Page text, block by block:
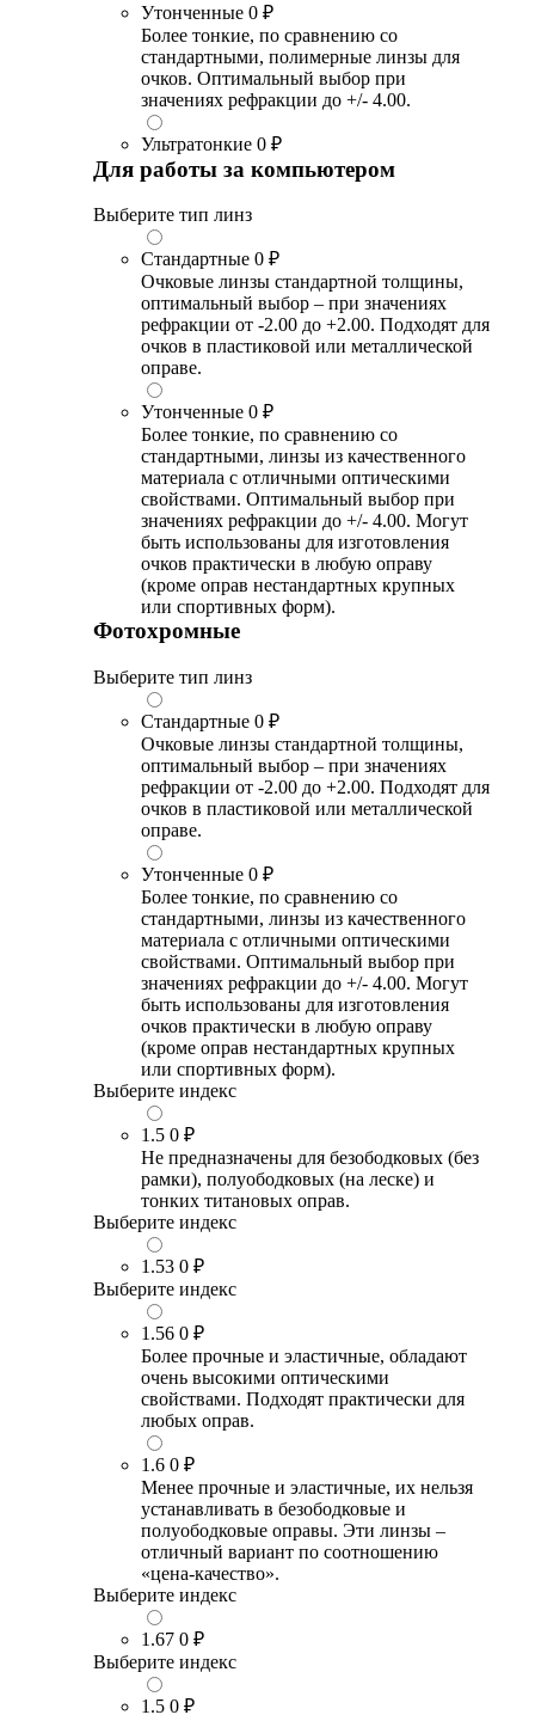
Утонченные 0 ₽
Более тонкие, по сравнению со
стандартными, полимерные линзы для
очков. Оптимальный выбор при
значениях рефракции до +/- 4.00.
Ультратонкие 0 ₽
Для работы за компьютером
Выберите тип линз
Стандартные 0 ₽
Очковые линзы стандартной толщины,
оптимальный выбор – при значениях
рефракции от -2.00 до +2.00. Подходят для
очков в пластиковой или металлической
оправе.
Утонченные 0 ₽
Более тонкие, по сравнению со
стандартными, линзы из качественного
материала с отличными оптическими
свойствами. Оптимальный выбор при
значениях рефракции до +/- 4.00. Могут
быть использованы для изготовления
очков практически в любую оправу
(кроме оправ нестандартных крупных
или спортивных форм).
Фотохромные
Выберите тип линз
Стандартные 0 ₽
Очковые линзы стандартной толщины,
оптимальный выбор – при значениях
рефракции от -2.00 до +2.00. Подходят для
очков в пластиковой или металлической
оправе.
Утонченные 0 ₽
Более тонкие, по сравнению со
стандартными, линзы из качественного
материала с отличными оптическими
свойствами. Оптимальный выбор при
значениях рефракции до +/- 4.00. Могут
быть использованы для изготовления
очков практически в любую оправу
(кроме оправ нестандартных крупных
или спортивных форм).
Выберите индекс
1.5 0 ₽
Не предназначены для безободковых (без
рамки), полуободковых (на леске) и
тонких титановых оправ.
Выберите индекс
1.53 0 ₽
Выберите индекс
1.56 0 ₽
Более прочные и эластичные, обладают
очень высокими оптическими
свойствами. Подходят практически для
любых оправ.
1.6 0 ₽
Менее прочные и эластичные, их нельзя
устанавливать в безободковые и
полуободковые оправы. Эти линзы –
отличный вариант по соотношению
«цена-качество».
Выберите индекс
1.67 0 ₽
Выберите индекс
1.5 0 ₽